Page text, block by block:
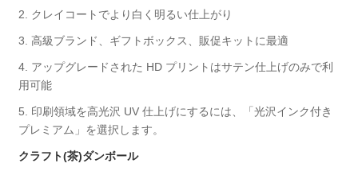
2. クレイコートでより白く明るい仕上がり
3. 高級ブランド、ギフトボックス、販促キットに最適
4. アップグレードされた HD プリントはサテン仕上げのみで利
用可能
5. 印刷領域を高光沢 UV 仕上げにするには、「光沢インク付き
プレミアム」を選択します。
クラフト(茶)ダンボール